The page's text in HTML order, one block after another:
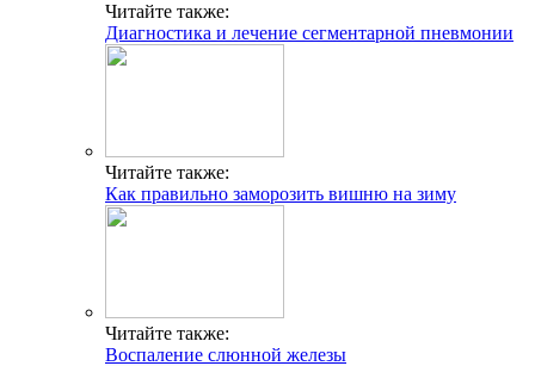
Читайте также:
Диагностика и лечение сегментарной пневмонии
Читайте также:
Как правильно заморозить вишню на зиму
Читайте также:
Воспаление слюнной железы